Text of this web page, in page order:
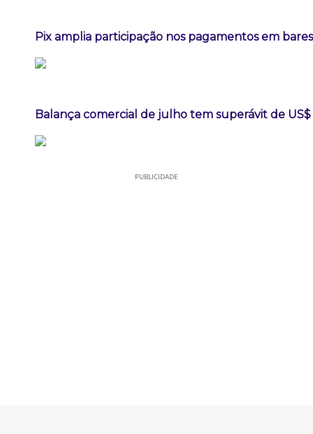
Pix amplia participação nos pagamentos em
Balança comercial de julho tem superávit de
PUBLICIDADE